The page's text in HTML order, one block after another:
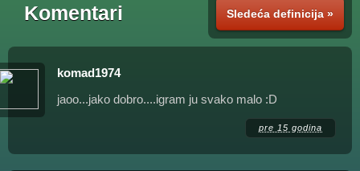
Sledeća definicija »
Komentari
komad1974
jaoo...jako dobro....igram ju svako malo :D
pre 15 godina